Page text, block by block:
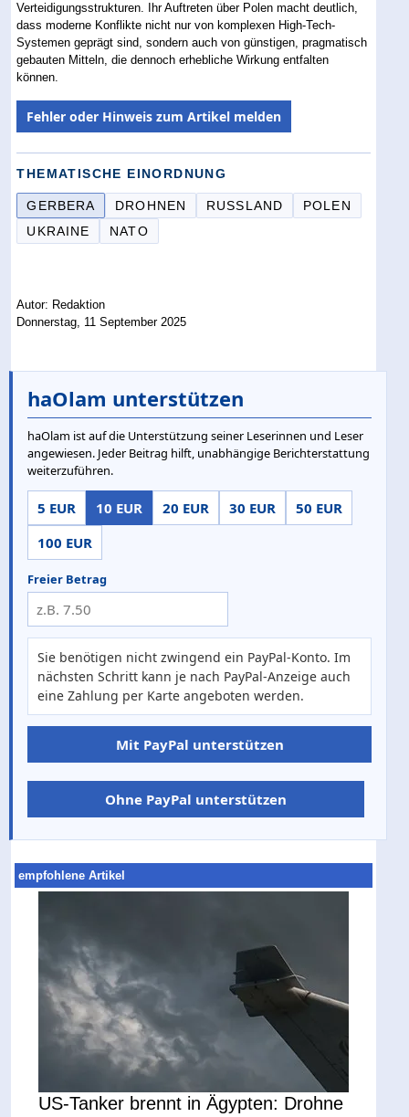
Verteidigungsstrukturen. Ihr Auftreten über Polen macht deutlich,
dass moderne Konflikte nicht nur von komplexen High-Tech-
Systemen geprägt sind, sondern auch von günstigen, pragmatisch
gebauten Mitteln, die dennoch erhebliche Wirkung entfalten
können.
Fehler oder Hinweis zum Artikel melden
THEMATISCHE EINORDNUNG
GERBERA DROHNEN RUSSLAND
POLEN
UKRAINE
NATO
Autor: Redaktion
Donnerstag, 11 September 2025
haOlam unterstützen
haOlam ist auf die Unterstützung seiner Leserinnen und Leser
angewiesen. Jeder Beitrag hilft, unabhängige Berichterstattung
weiterzuführen.
5 EUR 10 EUR 20 EUR 30 EUR
50 EUR
100 EUR
Freier Betrag
Sie benötigen nicht zwingend ein PayPal-Konto. Im
nächsten Schritt kann je nach PayPal-Anzeige auch
eine Zahlung per Karte angeboten werden.
Mit PayPal unterstützen
Ohne PayPal unterstützen
empfohlene Artikel
US-Tanker brennt in Ägypten: Drohne